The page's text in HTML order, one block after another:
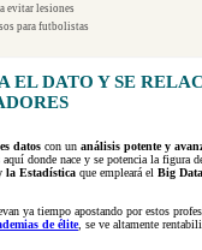
evitar lesiones
para futbolistas
EL DATO Y SE
datos con un análisis potente y
donde nace y se potencia la figura
la Estadística que empleará el Big Data
ya tiempo apostando por estos
de élite, se ve altamente